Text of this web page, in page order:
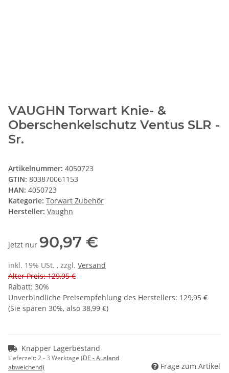
VAUGHN Torwart Knie- &
Oberschenkelschutz Ventus SLR -
Sr.
Artikelnummer: 4050723
GTIN: 803870061153
HAN: 4050723
Kategorie: Torwart Zubehör
Hersteller: Vaughn
jetzt nur 90,97 €
inkl. 19% USt. , zzgl. Versand
Alter Preis: 129,95 €
Rabatt: 30%
Unverbindliche Preisempfehlung des Herstellers: 129,95 €
(Sie sparen 30%, also 38,99 €)
Knapper Lagerbestand
Lieferzeit:2 - 3 Werktage (DE - Ausland
abweichend)
Frage zum Artikel